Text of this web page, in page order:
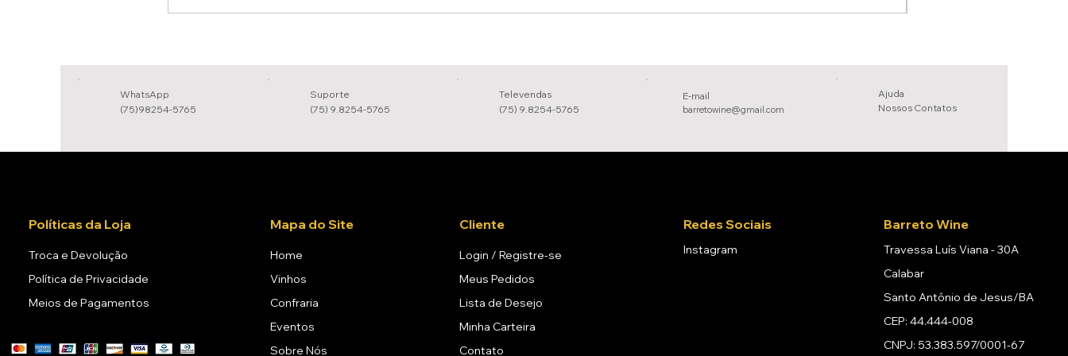
WhatsApp
(75)98254-5765
Suporte
(75) 9.8254-5765
Televendas
(75) 9.8254-5765
E-mail
barretowine@gmail.com
Ajuda
Nossos Contatos
Políticas da Loja
Troca e Devolução
Política de Privacidade
Meios de Pagamentos
Mapa do Site
Home
Vinhos
Confraria
Eventos
Sobre Nós
Cliente
Login / Registre-se
Meus Pedidos
Lista de Desejo
Minha Carteira
Contato
Redes Sociais
Instagram
Barreto Wine
Travessa Luís Viana - 30A
Calabar
Santo Antônio de Jesus/BA
CEP: 44.444-008
CNPJ: 53.383.597/0001-67